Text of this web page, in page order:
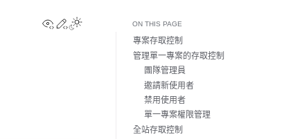
View this page
Edit this page
Toggle Light / Dark / Auto color theme
ON THIS PAGE
專案存取控制
管理單一專案的存取控制
團隊管理員
邀請新使用者
禁用使用者
單一專案權限管理
全站存取控制